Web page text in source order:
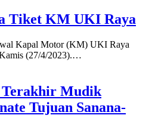
Tiket KM UKI Raya
Kapal Motor (KM) UKI Raya
(27/4/2023).…
Mudik
Tujuan Sanana-